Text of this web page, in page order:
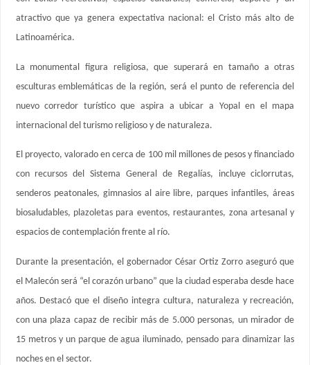
atractivo que ya genera expectativa nacional: el Cristo más alto de
Latinoamérica.
La monumental figura religiosa, que superará en tamaño a otras
esculturas emblemáticas de la región, será el punto de referencia del
nuevo corredor turístico que aspira a ubicar a Yopal en el mapa
internacional del turismo religioso y de naturaleza.
El proyecto, valorado en cerca de 100 mil millones de pesos y financiado
con recursos del Sistema General de Regalías, incluye ciclorrutas,
senderos peatonales, gimnasios al aire libre, parques infantiles, áreas
biosaludables, plazoletas para eventos, restaurantes, zona artesanal y
espacios de contemplación frente al río.
Durante la presentación, el gobernador César Ortiz Zorro aseguró que
el Malecón será “el corazón urbano” que la ciudad esperaba desde hace
años. Destacó que el diseño integra cultura, naturaleza y recreación,
con una plaza capaz de recibir más de 5.000 personas, un mirador de
15 metros y un parque de agua iluminado, pensado para dinamizar las
noches en el sector.